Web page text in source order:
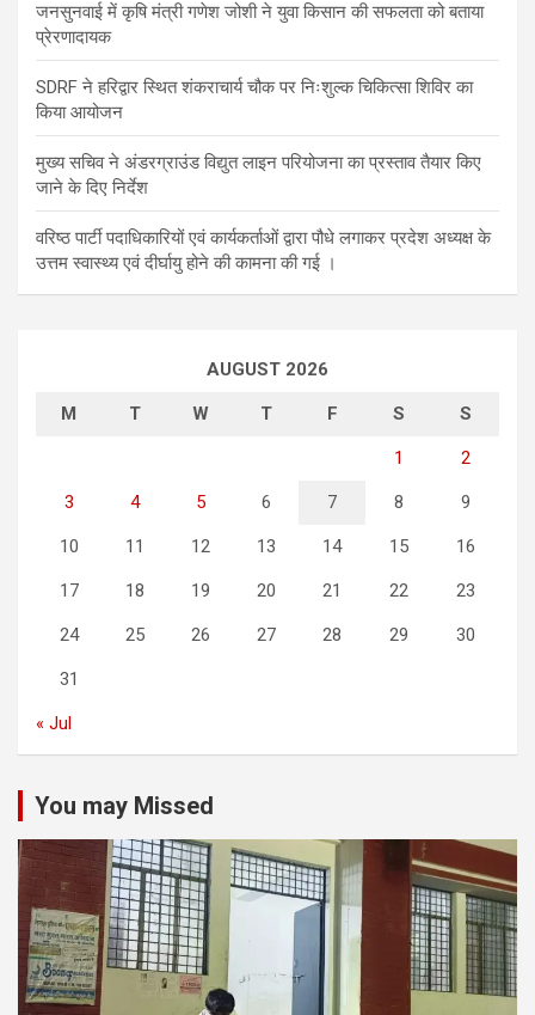
जनसुनवाई में कृषि मंत्री गणेश जोशी ने युवा किसान की सफलता को बताया
प्रेरणादायक
SDRF ने हरिद्वार स्थित शंकराचार्य चौक पर निःशुल्क चिकित्सा शिविर का
किया आयोजन
मुख्य सचिव ने अंडरग्राउंड विद्युत लाइन परियोजना का प्रस्ताव तैयार किए
जाने के दिए निर्देश
वरिष्ठ पार्टी पदाधिकारियों एवं कार्यकर्ताओं द्वारा पौधे लगाकर प्रदेश अध्यक्ष के
उत्तम स्वास्थ्य एवं दीर्घायु होने की कामना की गई ।
AUGUST 2026
M T W T F S S
1 2
3 4 5 6 7 8 9
10 11 12 13 14 15 16
17 18 19 20 21 22 23
24 25 26 27 28 29 30
31
« Jul
You may Missed